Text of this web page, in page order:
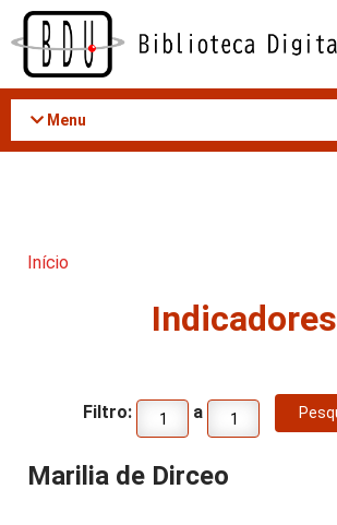
Acessar
conteúdo
Menu
Início
Indicadores
Filtro: a
Marilia de Dirceo